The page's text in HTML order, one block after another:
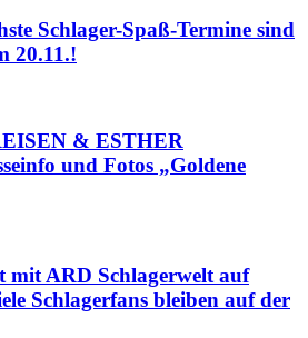
Schlager-Spaß-Termine sind
20.11.!
& ESTHER
und Fotos „Goldene
mit ARD Schlagerwelt auf
Schlagerfans bleiben auf der